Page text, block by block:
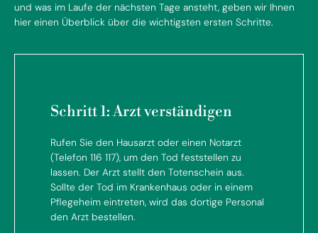
und was im Laufe der nächsten Tage ansteht, geben wir Ihnen
hier einen Überblick über die wichtigsten ersten Schritte.
Schritt 1: Arzt verständigen
Rufen Sie den Hausarzt oder einen Notarzt
(Telefon 116 117), um den Tod feststellen zu
lassen. Der Arzt stellt den Totenschein aus.
Sollte der Tod im Krankenhaus oder in einem
Pflegeheim eintreten, wird das dortige Personal
den Arzt bestellen.